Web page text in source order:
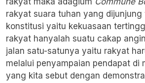
rakyat suara tuhan yang dijunjung
konstitusi yaitu kekuasaan
rakyat hanyalah suatu cakap
jalan satu-satunya yaitu rakyat
melalui penyampaian pendapat di
yang kita sebut dengan